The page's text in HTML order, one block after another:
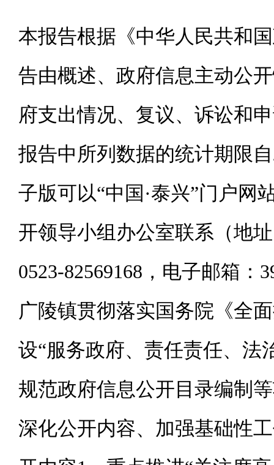
本报告根据《中华人民共和
告由概述、政府信息主动公
府支出情况、复议、诉讼和
报告中所列数据的统计期限
子版可以“中国·泰兴”门户网
开领导小组办公室联系（地
0523-82569168，电子邮箱：
广陵镇贯彻落实国务院《全
设“服务政府、责任责任、法
规范政府信息公开目录编制
深化公开内容、加强基础性